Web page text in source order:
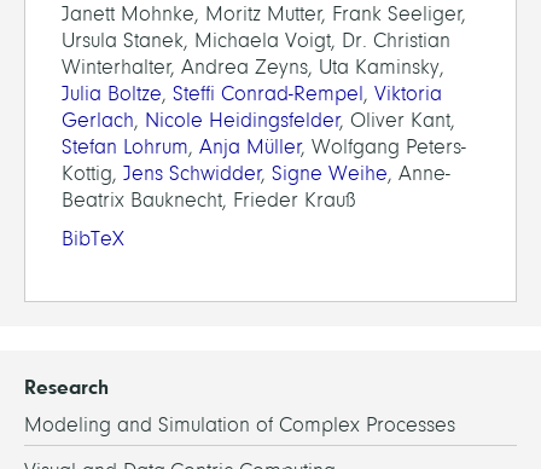
Janett Mohnke, Moritz Mutter, Frank Seeliger,
Ursula Stanek, Michaela Voigt, Dr. Christian
Winterhalter, Andrea Zeyns, Uta Kaminsky,
Julia Boltze, Steffi Conrad-Rempel, Viktoria
Gerlach, Nicole Heidingsfelder, Oliver Kant,
Stefan Lohrum, Anja Müller, Wolfgang Peters-
Kottig, Jens Schwidder, Signe Weihe, Anne-
Beatrix Bauknecht, Frieder Krauß
BibTeX
Research
Modeling and Simulation of Complex Processes